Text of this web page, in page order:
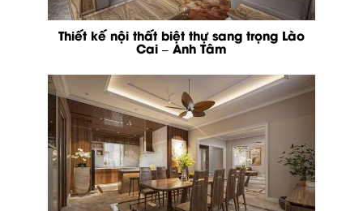
Thiết kế nội thất biệt thự sang trọng Lào
Cai – Anh Tâm